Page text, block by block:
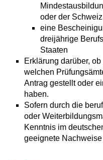
oder der
eine
dreijährige
Staaten
Erklärung darüber,
welchen
Antrag gestellt oder
haben.
Sofern durch die
oder
Kenntnis im
geeignete Nachweise